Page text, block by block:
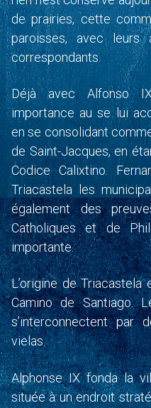
de prairies, cette
paroisses, avec leurs
correspondants.
Déjà avec Alfonso
importance au se lui
en se consolidant
de Saint-Jacques, en
Codice Calixtino.
Triacastela les
également des
Catholiques et de
importante.
L’origine de
Camino de Santiago.
s’interconnectent par
vielas.
Alphonse IX fonda la
située à un endroit